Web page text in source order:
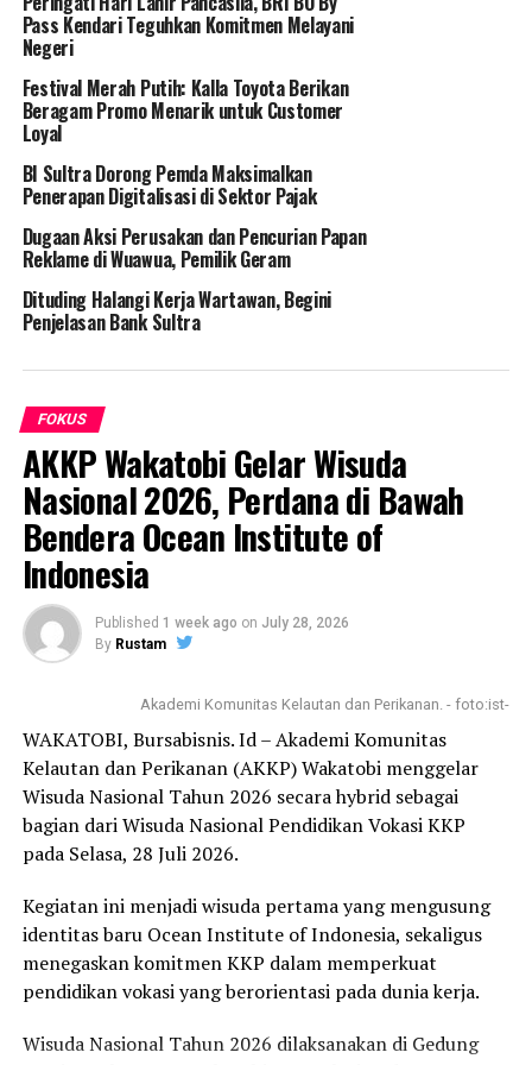
Lebih lanjut, Bian juga menjelaskan alasan memberikan
santunan ke Panti Asuhan Al-Ikhlas.
“Alasanya kami ke sini, karena memang dari keluarga
setiap tahun selalu ke sini dan saya sudah rekomendasi
ke atasan untuk berbagi kesini. Karena di sini mayoritas
anak – anak semua,” ujar Bian.
Ia berharap dengan bantuan pokok seperti beras, susu,
bermanfaat bagi anak-anak panti ini.
Kepala Pengasuh Al-Ikhlas, Hasnani mengucapakan rasa
“Saya sangat ucapakan terima kasih atas bantuannya. Di
sini ada 38 anak yatim, 23 laki – laki dan 15 perempuan
yang kami asuh,” ujar Hasnani.
Anak – anak yatim yang berada di panti asuhan itu
sebagian besar usia 2 tahun hingga 21 tahun.
Sementara itu untuk pengasuhnya sendiri berjumlah 5
orang.
menjalani pendidikan selayaknya anak lainnya.
Penulis: Mery Oktavia
Post Views: 685
RELATED TOPICS: #ANAK #BANTUAN
BAKTI SOSIAL
BEEBOX
PANTI ASUHAN AL IKHLAS
SULTRA
UP NEXT
Pass Kendari Teguhkan Komitmen Melayani
Negeri
Festival Merah Putih: Kalla Toyota Berikan
Beragam Promo Menarik untuk Customer
Loyal
BI Sultra Dorong Pemda Maksimalkan
Penerapan Digitalisasi di Sektor Pajak
Dugaan Aksi Perusakan dan Pencurian Papan
Reklame di Wuawua, Pemilik Geram
Dituding Halangi Kerja Wartawan, Begini
Penjelasan Bank Sultra
FOKUS
AKKP Wakatobi Gelar Wisuda
Nasional 2026, Perdana di Bawah
Bendera Ocean Institute of
Indonesia
Published 1 week ago on July 28, 2026
By Rustam
Akademi Komunitas Kelautan dan Perikanan. - foto:ist-
WAKATOBI, Bursabisnis. Id – Akademi Komunitas
Kelautan dan Perikanan (AKKP) Wakatobi menggelar
Wisuda Nasional Tahun 2026 secara hybrid sebagai
bagian dari Wisuda Nasional Pendidikan Vokasi KKP
pada Selasa, 28 Juli 2026.
Kegiatan ini menjadi wisuda pertama yang mengusung
identitas baru Ocean Institute of Indonesia, sekaligus
menegaskan komitmen KKP dalam memperkuat
pendidikan vokasi yang berorientasi pada dunia kerja.
Wisuda Nasional Tahun 2026 dilaksanakan di Gedung